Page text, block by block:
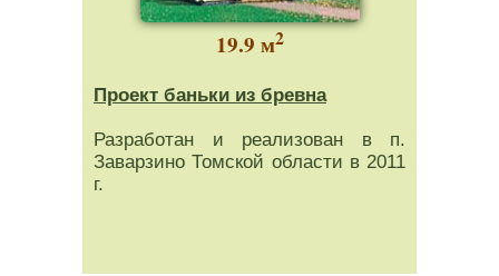
19.9 м2
Проект баньки из бревна
Разработан и реализован в п.
Заварзино Томской области в 2011
г.